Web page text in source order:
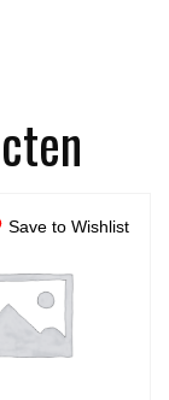
Save to Wishlist